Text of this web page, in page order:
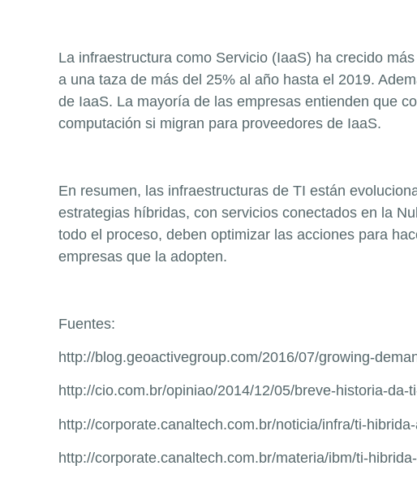
La infraestructura como Servicio (IaaS) ha crecido
a una taza de más del 25% al año hasta el 2019.
de IaaS. La mayoría de las empresas entienden que
computación si migran para proveedores de IaaS.
En resumen, las infraestructuras de TI están
estrategias híbridas, con servicios conectados en la
todo el proceso, deben optimizar las acciones para
empresas que la adopten.
Fuentes:
http://blog.geoactivegroup.com/2016/07/growing-
http://cio.com.br/opiniao/2014/12/05/breve-historia-da-
http://corporate.canaltech.com.br/noticia/infra/ti-
http://corporate.canaltech.com.br/materia/ibm/ti-